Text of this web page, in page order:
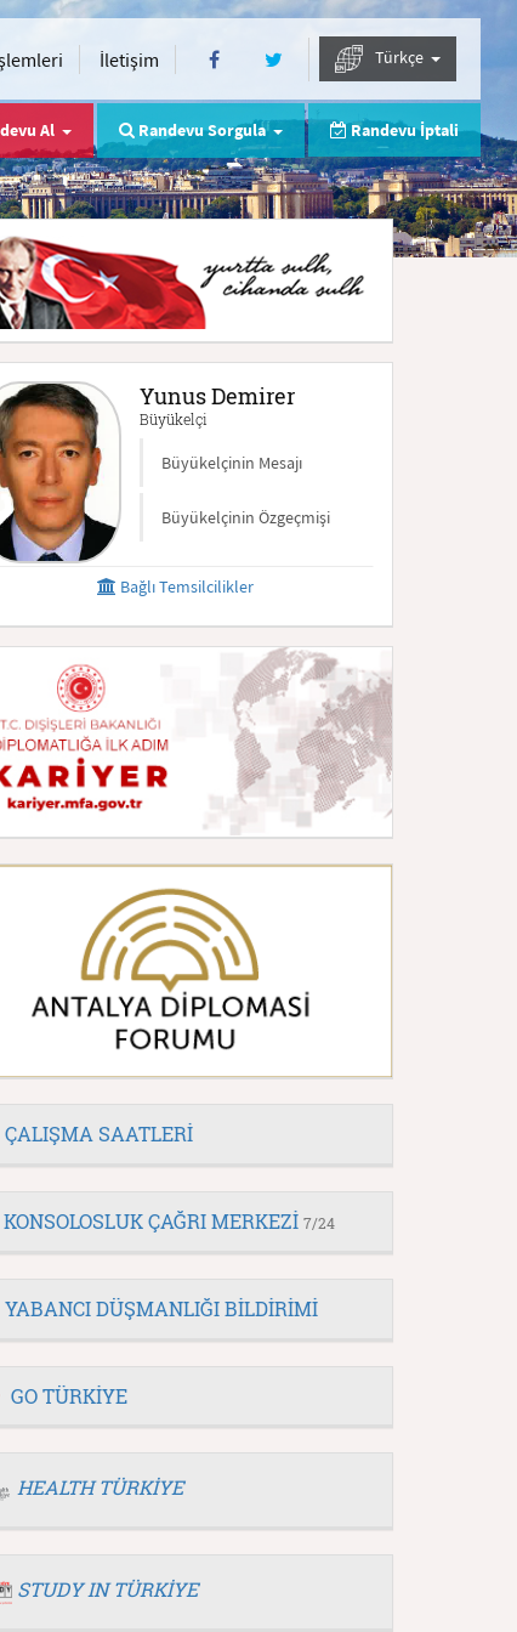
İletişim Türkçe
Al Randevu Sorgula Randevu İptali
Yunus Demirer
Büyükelçi
Büyükelçinin Mesajı
Büyükelçinin Özgeçmişi
Bağlı Temsilcilikler
ÇALIŞMA SAATLERİ
KONSOLOSLUK ÇAĞRI MERKEZİ 7/24
YABANCI DÜŞMANLIĞI BİLDİRİMİ
GO TÜRKİYE
HEALTH TÜRKİYE
STUDY IN TÜRKİYE